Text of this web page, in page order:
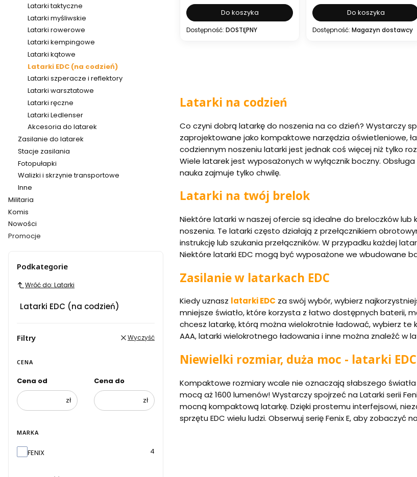
Latarki taktyczne
Latarki myśliwskie
Latarki rowerowe
Latarki kempingowe
Latarki kątowe
Latarki EDC (na codzień)
Latarki szperacze i reflektory
Latarki warsztatowe
Latarki ręczne
Latarki Ledlenser
Akcesoria do latarek
Zasilanie do latarek
Stacje zasilania
Fotopułapki
Walizki i skrzynie transportowe
Inne
Militaria
Komis
Nowości
Promocje
Podkategorie
Wróć do: Latarki
Latarki EDC (na codzień)
Filtry Wyczyść
CENA
Cena od
zł
Cena do
zł
MARKA
Marka
FENIX 4
Do koszyka
Dostępność: DOSTĘPNY
Do koszyka
Dostępność: Magazyn dostawcy
Latarki na codzień
Co czyni dobrą latarkę do noszenia na co dzień? Wystarczy
zaprojektowane jako kompaktowe narzędzia oświetleniowe,
codziennym noszeniu latarki jest jednak coś więcej niż tylko
Wiele latarek jest wyposażonych w wyłącznik boczny.
nauka zajmuje tylko chwilę.
Latarki na twój brelok
Niektóre latarki w naszej ofercie są idealne do breloczków lub
noszenia. Te latarki często działają z przełącznikiem
instrukcję lub szukania przełączników. W przypadku każdej
Niektóre latarki EDC mogą być wyposażone we wbudowane
Zasilanie w latarkach EDC
Kiedy uznasz latarki EDC za swój wybór, wybierz
mniejsze światło, które korzysta z łatwo dostępnych baterii,
chcesz latarkę, którą można wielokrotnie ładować, wybierz te
AAA, latarki wielokrotnego ładowania i inne można znaleźć w
Niewielki rozmiar, duża moc - latarki EDC
Kompaktowe rozmiary wcale nie oznaczają słabszego
mocą aż 1600 lumenów! Wystarczy spojrzeć na Latarki serii
mocną kompaktową latarkę. Dzięki prostemu interfejsowi,
sprzętu EDC wielu ludzi. Obserwuj serię Fenix E, aby